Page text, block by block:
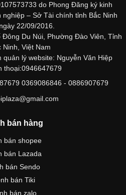
do Phong Đăng ký kinh
– Sở Tài chính tỉnh Bắc Ninh
22/09/2016.
Du Núi, Phường Đào Viên, Tỉnh
Ninh, Việt Nam
lý website: Nguyễn Văn Hiệp
thoại:0946647679
0369086846 - 0886907679
bán hàng
bán shopee
bán Lazada
bán Sendo
bán Tiki
bán zalo